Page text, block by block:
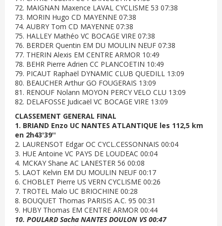
72. MAIGNAN Maxence LAVAL CYCLISME 53 07:38
73. MORIN Hugo CD MAYENNE 07:38
74. AUBRY Tom CD MAYENNE 07:38
75. HALLEY Mathéo VC BOCAGE VIRE 07:38
76. BERDER Quentin EM DU MOULIN NEUF 07:38
77. THERIN Alexis EM CENTRE ARMOR 10:49
78. BEHR Pierre Adrien CC PLANCOETIN 10:49
79. PICAUT Raphaël DYNAMIC CLUB QUEDILL 13:09
80. BEAUCHER Arthur GO FOUGERAIS 13:09
81. RENOUF Nolann MOYON PERCY VELO CLU 13:09
82. DELAFOSSE Judicaël VC BOCAGE VIRE 13:09
CLASSEMENT GENERAL FINAL
1. BRIAND Enzo UC NANTES ATLANTIQUE les 112,5 km
en 2h43'39''
2. LAURENSOT Edgar OC CYCL.CESSONNAIS 00:04
3. HUE Antoine VC PAYS DE LOUDEAC 00:04
4. MCKAY Shane AC LANESTER 56 00:08
5. LAOT Kelvin EM DU MOULIN NEUF 00:17
6. CHOBLET Pierre US VERN CYCLISME 00:26
7. TROTEL Malo UC BRIOCHINE 00:28
8. BOUQUET Thomas PARISIS A.C. 95 00:31
9. HUBY Thomas EM CENTRE ARMOR 00:44
10. POULARD Sacha NANTES DOULON VS 00:47